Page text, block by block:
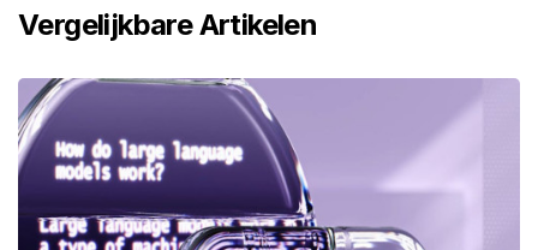
Vergelijkbare Artikelen